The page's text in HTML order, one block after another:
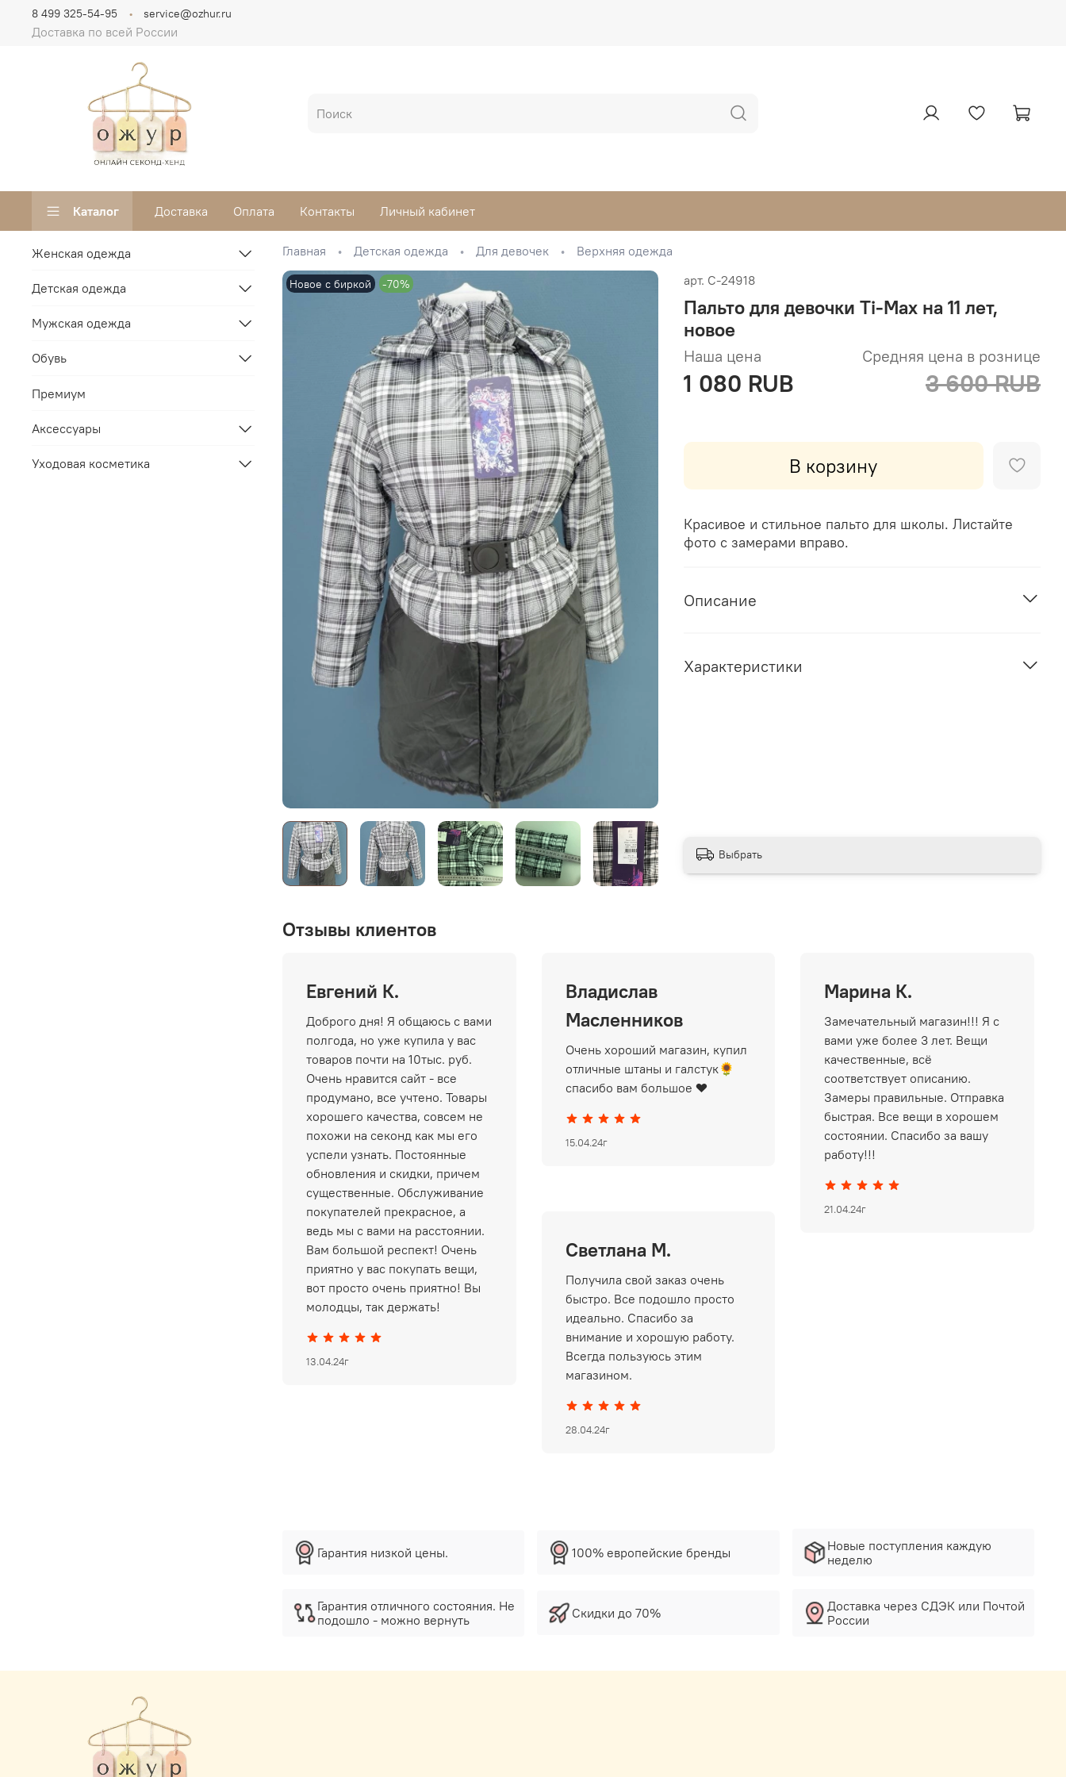
Доставка по всей России
8 499 325-54-95 service@ozhur.ru
Каталог Доставка Оплата Контакты Личный кабинет
Главная Детская одежда Для девочек Верхняя одежда
Новое с биркой -70% арт. С-24918
Пальто для девочки Ti-Max на 11 лет,
новое
Наша цена
1 080 RUB
Средняя цена в рознице
3 600 RUB
В корзину
Красивое и стильное пальто для школы. Листайте
фото с замерами вправо.
Описание
Характеристики
Выбрать
Отзывы клиентов
Евгений К.
Доброго дня! Я общаюсь с вами
полгода, но уже купила у вас
товаров почти на 10тыс. руб.
Очень нравится сайт - все
продумано, все учтено. Товары
хорошего качества, совсем не
похожи на секонд как мы его
успели узнать. Постоянные
обновления и скидки, причем
существенные. Обслуживание
покупателей прекрасное, а
ведь мы с вами на расстоянии.
Вам большой респект! Очень
приятно у вас покупать вещи,
вот просто очень приятно! Вы
молодцы, так держать!
13.04.24г
Владислав
Масленников
Очень хороший магазин, купил
отличные штаны и галстук🌻
спасибо вам большое ❤️
15.04.24г
Марина К.
Замечательный магазин!!! Я с
вами уже более 3 лет. Вещи
качественные, всё
соответствует описанию.
Замеры правильные. Отправка
быстрая. Все вещи в хорошем
состоянии. Спасибо за вашу
работу!!!
21.04.24г
Светлана М.
Получила свой заказ очень
быстро. Все подошло просто
идеально. Спасибо за
внимание и хорошую работу.
Всегда пользуюсь этим
магазином.
28.04.24г
Гарантия низкой цены.
Гарантия отличного состояния. Не
подошло - можно вернуть
100% европейские бренды
Скидки до 70%
Новые поступления каждую
неделю
Доставка через СДЭК или Почтой
России
Женская одежда
Детская одежда
Мужская одежда
Обувь
Премиум
Аксессуары
Уходовая косметика